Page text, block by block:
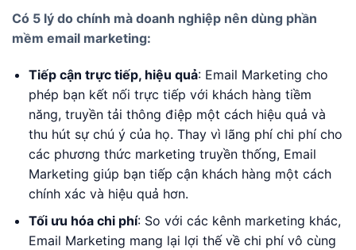
Có 5 lý do chính mà doanh nghiệp nên dùng phần
mềm email marketing:
Tiếp cận trực tiếp, hiệu quả: Email Marketing cho
phép bạn kết nối trực tiếp với khách hàng tiềm
năng, truyền tải thông điệp một cách hiệu quả và
thu hút sự chú ý của họ. Thay vì lãng phí chi phí cho
các phương thức marketing truyền thống, Email
Marketing giúp bạn tiếp cận khách hàng một cách
chính xác và hiệu quả hơn.
Tối ưu hóa chi phí: So với các kênh marketing khác,
Email Marketing mang lại lợi thế về chi phí vô cùng